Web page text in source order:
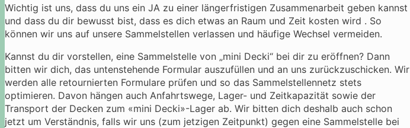
Wichtig ist uns, dass du uns ein JA zu einer längerfristigen Zusammenarbeit geben kannst
und dass du dir bewusst bist, dass es dich etwas an Raum und Zeit kosten wird . So
können wir uns auf unsere Sammelstellen verlassen und häufige Wechsel vermeiden.
Kannst du dir vorstellen, eine Sammelstelle von „mini Decki“ bei dir zu eröffnen? Dann
bitten wir dich, das untenstehende Formular auszufüllen und an uns zurückzuschicken. Wir
werden alle retournierten Formulare prüfen und so das Sammelstellennetz stets
optimieren. Davon hängen auch Anfahrtswege, Lager- und Zeitkapazität sowie der
Transport der Decken zum «mini Decki»-Lager ab. Wir bitten dich deshalb auch schon
jetzt um Verständnis, falls wir uns (zum jetzigen Zeitpunkt) gegen eine Sammelstelle bei